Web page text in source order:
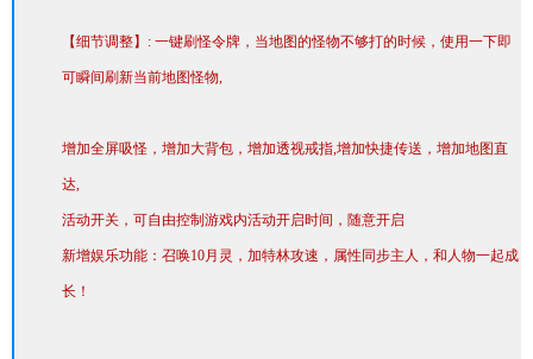
i
b
tt
o
【细节调整】: 一键刷怪令牌，当地图的怪物不够打的时候，使用一下即
可瞬间刷新当前地图怪物,
增加全屏吸怪，增加大背包，增加透视戒指,增加快捷传送，增加地图直
达,
活动开关，可自由控制游戏内活动开启时间，随意开启
新增娱乐功能：召唤10月灵，加特林攻速，属性同步主人，和人物一起成
长！